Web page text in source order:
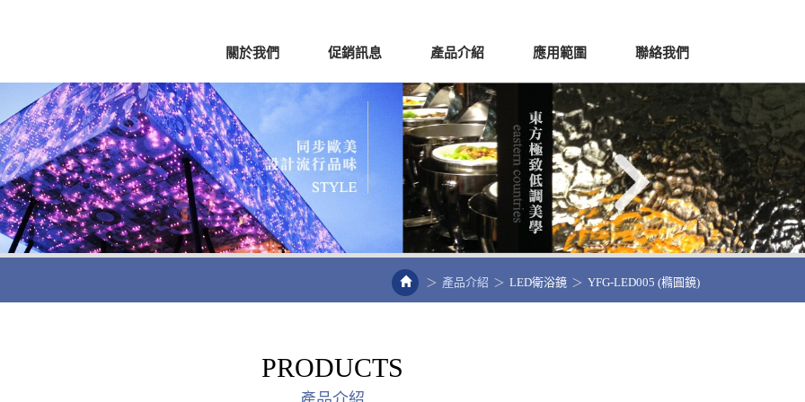
關於我們 促銷訊息 產品介紹 應用範圍 聯絡我們
產品介紹 LED衛浴鏡 YFG-LED005 (橢圓鏡)
PRODUCTS